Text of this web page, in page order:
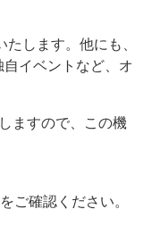
します。他にも、
イベントなど、オ
ますので、この機
ご確認ください。